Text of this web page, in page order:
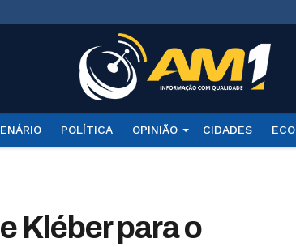
POLÍTICA OPINIÃO CIDADES
Kléber para o